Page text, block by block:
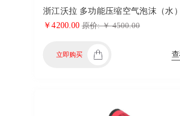
￥4200.00原价: ￥ 4500.00
立即购买